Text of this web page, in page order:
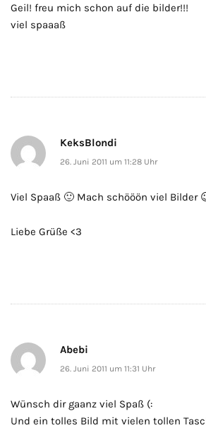
Geil! freu mich schon auf die bilder!!!
viel spaaaß
KeksBlondi
26. Juni 2011 um 11:28 Uhr
Viel Spaaß 🙂 Mach schööön viel Bilder
Liebe Grüße <3
Abebi
26. Juni 2011 um 11:31 Uhr
Wünsch dir gaanz viel Spaß (:
Und ein tolles Bild mit vielen tollen